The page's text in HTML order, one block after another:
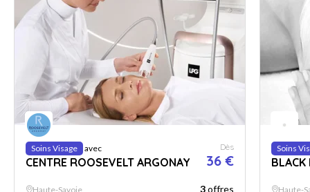
Soins Visage avec
CENTRE ROOSEVELT ARGONAY
Dès
36 €
Haute-Savoie 3offres
Soins
BLACK
Haute-